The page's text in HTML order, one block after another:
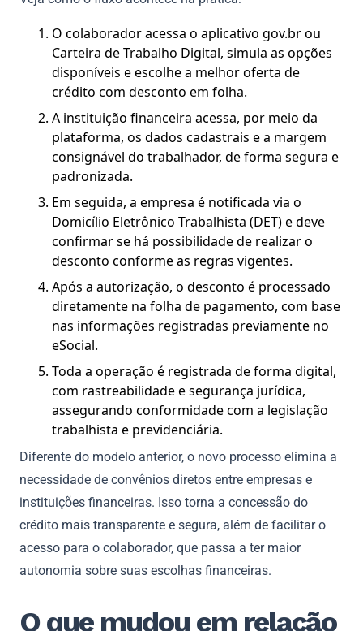
O colaborador acessa o aplicativo gov.br ou
Carteira de Trabalho Digital, simula as opções
disponíveis e escolhe a melhor oferta de
crédito com desconto em folha.
A instituição financeira acessa, por meio da
plataforma, os dados cadastrais e a margem
consignável do trabalhador, de forma segura e
padronizada.
Em seguida, a empresa é notificada via o
Domicílio Eletrônico Trabalhista (DET) e deve
confirmar se há possibilidade de realizar o
desconto conforme as regras vigentes.
Após a autorização, o desconto é processado
diretamente na folha de pagamento, com base
nas informações registradas previamente no
eSocial.
Toda a operação é registrada de forma digital,
com rastreabilidade e segurança jurídica,
assegurando conformidade com a legislação
trabalhista e previdenciária.
Diferente do modelo anterior, o novo processo elimina a
necessidade de convênios diretos entre empresas e
instituições financeiras. Isso torna a concessão do
crédito mais transparente e segura, além de facilitar o
acesso para o colaborador, que passa a ter maior
autonomia sobre suas escolhas financeiras.
O que mudou em relação